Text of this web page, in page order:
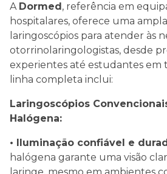
A Dormed, referência em
hospitalares, oferece uma
laringoscópios para atender às
otorrinolaringologistas, desde
experientes até estudantes em
linha completa inclui:
Laringoscópios
Halógena:
• Iluminação confiável e
halógena garante uma visão